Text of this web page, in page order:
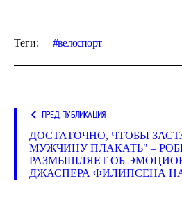
Теги: велоспорт
ПРЕД. ПУБЛИКАЦИЯ
ДОСТАТОЧНО, ЧТОБЫ
МУЖЧИНУ ПЛАКАТЬ" –
РАЗМЫШЛЯЕТ ОБ
ДЖАСПЕРА ФИЛИПСЕНА